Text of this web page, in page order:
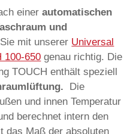
einerautomatischen
und
mit unserer Universal
100-650 genau richtig. Die
TOUCH enthält speziell
Die
und innen Temperatur
berechnet intern den
das Maß der absoluten